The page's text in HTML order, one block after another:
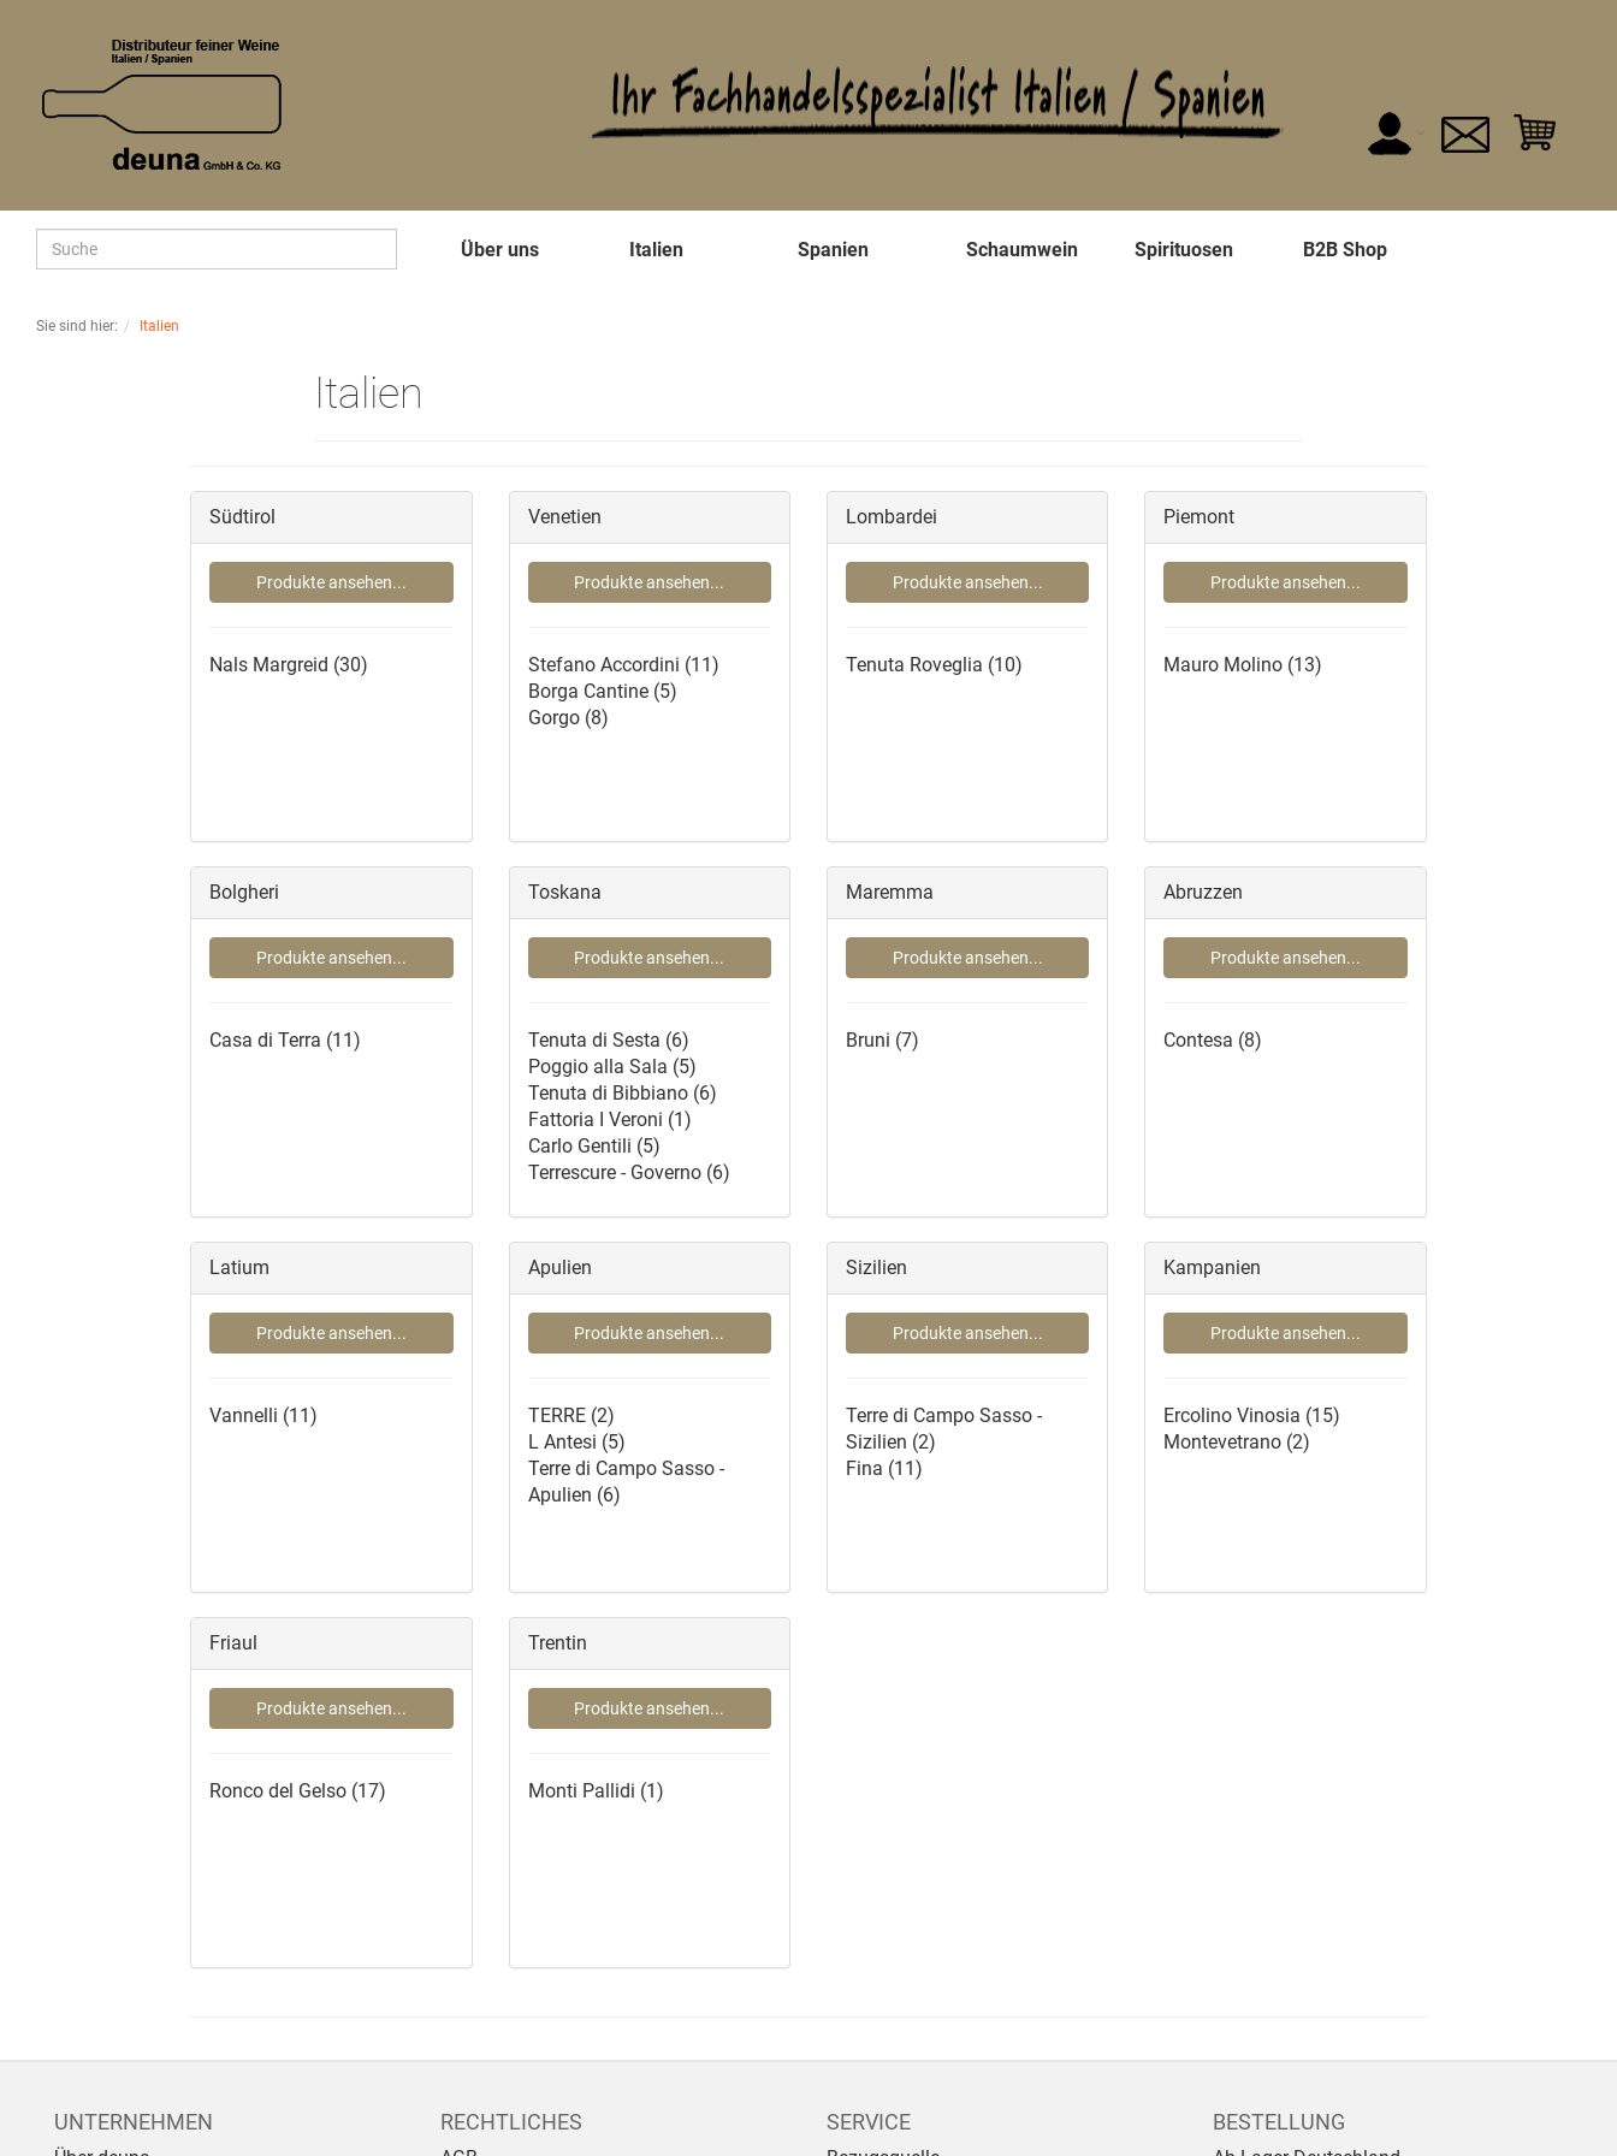
Über uns Italien Spanien Schaumwein Spirituosen B2B Shop
Sie sind hier: Italien
Italien
Südtirol
Produkte ansehen...
Nals Margreid (30)
Venetien
Produkte ansehen...
Stefano Accordini (11)
Borga Cantine(5)
Gorgo(8)
Lombardei
Produkte ansehen...
Tenuta Roveglia (10)
Piemont
Produkte ansehen...
Mauro Molino (13)
Bolgheri
Produkte ansehen...
Casa di Terra (11)
Toskana
Produkte ansehen...
Tenuta di Sesta (6)
Poggio alla Sala (5)
Tenuta di Bibbiano(6)
Fattoria I Veroni (1)
Carlo Gentili (5)
Terrescure - Governo(6)
Maremma
Produkte ansehen...
Bruni (7)
Abruzzen
Produkte ansehen...
Contesa (8)
Latium
Produkte ansehen...
Vannelli (11)
Apulien
Produkte ansehen...
TERRE(2)
L Antesi (5)
Terre di Campo Sasso -
Apulien (6)
Sizilien
Produkte ansehen...
Terre di Campo Sasso -
Sizilien (2)
Fina (11)
Kampanien
Produkte ansehen...
Ercolino Vinosia (15)
Montevetrano (2)
Friaul
Produkte ansehen...
Ronco del Gelso (17)
Trentin
Produkte ansehen...
Monti Pallidi (1)
UNTERNEHMEN RECHTLICHES SERVICE BESTELLUNG